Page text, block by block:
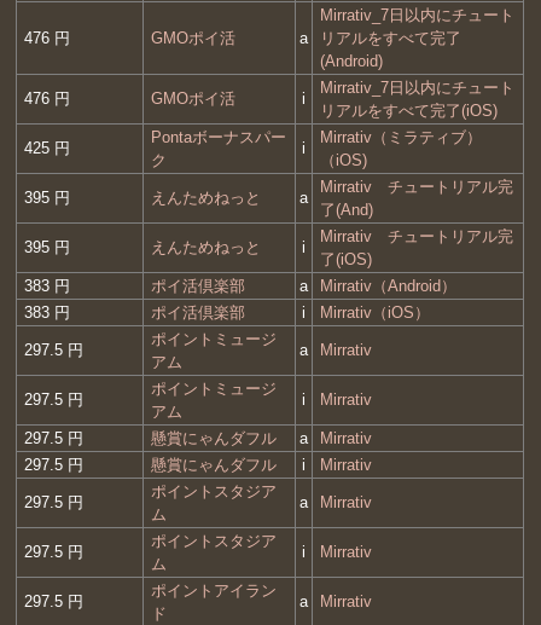
476 円 GMOポイ活 a
Mirrativ_7日以内にチュート
リアルをすべて完了
(Android)
476 円 GMOポイ活 i
Mirrativ_7日以内にチュート
リアルをすべて完了(iOS)
425 円
Pontaボーナスパー
ク
i
Mirrativ（ミラティブ）
（iOS)
395 円 えんためねっと a
Mirrativ チュートリアル完
了(And)
395 円 えんためねっと i
Mirrativ チュートリアル完
了(iOS)
383 円
ポイ活倶楽部 a
Mirrativ（Android）
383 円
ポイ活倶楽部 i Mirrativ（iOS）
297.5 円
ポイントミュージ
アム
a Mirrativ
297.5 円
ポイントミュージ
アム
i Mirrativ
297.5 円 懸賞にゃんダフル a
Mirrativ
297.5 円
懸賞にゃんダフル i Mirrativ
297.5 円
ポイントスタジア
ム
a Mirrativ
297.5 円
ポイントスタジア
ム
i Mirrativ
297.5 円
ポイントアイラン
ド
a Mirrativ